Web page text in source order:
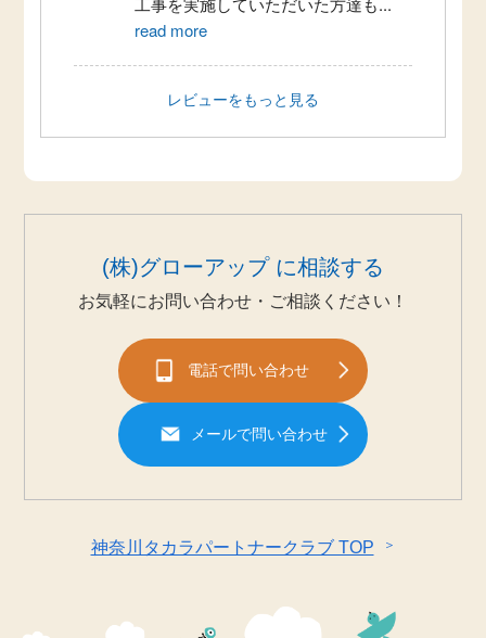
read more
レビューをもっと見る
(株)グローアップ に相談する
お気軽にお問い合わせ・ご相談ください！
電話で問い合わせ
メールで問い合わせ
神奈川タカラパートナークラブ TOP ＞